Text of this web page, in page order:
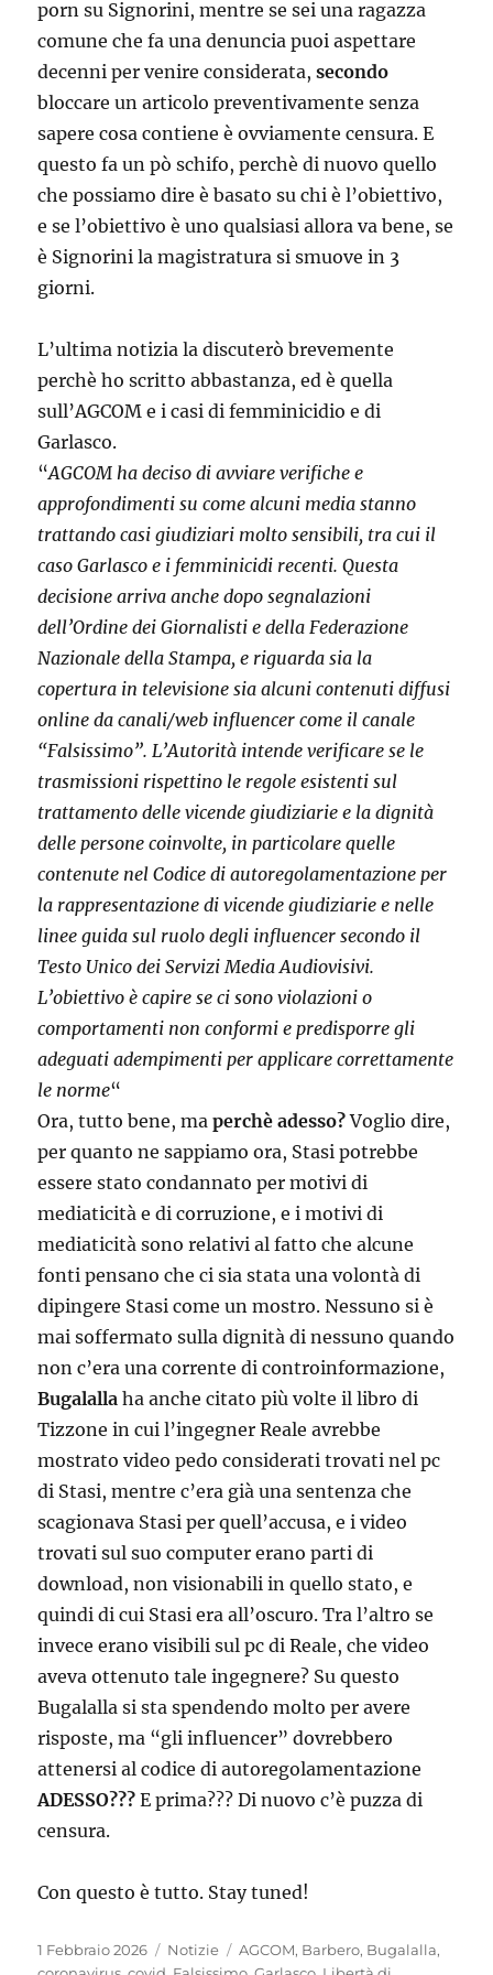
porn su Signorini, mentre se sei una ragazza
comune che fa una denuncia puoi aspettare
decenni per venire considerata,secondo
bloccare un articolo preventivamente senza
sapere cosa contiene è ovviamente censura. E
questo fa un pò schifo, perchè di nuovo quello
che possiamo dire è basato su chi è l’obiettivo,
e se l’obiettivo è uno qualsiasi allora va bene, se
è Signorini la magistratura si smuove in 3
giorni.
L’ultima notizia la discuterò brevemente
perchè ho scritto abbastanza, ed è quella
sull’AGCOM e i casi di femminicidio e di
Garlasco.
“AGCOM ha deciso di avviare verifiche e
approfondimenti su come alcuni media stanno
trattando casi giudiziari molto sensibili, tra cui il
caso Garlasco e i femminicidi recenti. Questa
decisione arriva anche dopo segnalazioni
dell’Ordine dei Giornalisti e della Federazione
Nazionale della Stampa, e riguarda sia la
copertura in televisione sia alcuni contenuti diffusi
online da canali/web influencer come il canale
“Falsissimo”. L’Autorità intende verificare se le
trasmissioni rispettino le regole esistenti sul
trattamento delle vicende giudiziarie e la dignità
delle persone coinvolte, in particolare quelle
contenute nel Codice di autoregolamentazione per
la rappresentazione di vicende giudiziarie e nelle
linee guida sul ruolo degli influencer secondo il
Testo Unico dei Servizi Media Audiovisivi.
L’obiettivo è capire se ci sono violazioni o
comportamenti non conformi e predisporre gli
adeguati adempimenti per applicare correttamente
le norme“
Ora, tutto bene, maperchè adesso?Voglio dire,
per quanto ne sappiamo ora, Stasi potrebbe
essere stato condannato per motivi di
mediaticità e di corruzione, e i motivi di
mediaticità sono relativi al fatto che alcune
fonti pensano che ci sia stata una volontà di
dipingere Stasi come un mostro. Nessuno si è
mai soffermato sulla dignità di nessuno quando
non c’era una corrente di controinformazione,
Bugalalla ha anche citato più volte il libro di
Tizzone in cui l’ingegner Reale avrebbe
mostrato video pedo considerati trovati nel pc
di Stasi, mentre c’era già una sentenza che
scagionava Stasi per quell’accusa, e i video
trovati sul suo computer erano parti di
download, non visionabili in quello stato, e
quindi di cui Stasi era all’oscuro. Tra l’altro se
invece erano visibili sul pc di Reale, che video
aveva ottenuto tale ingegnere? Su questo
Bugalalla si sta spendendo molto per avere
risposte, ma “gli influencer” dovrebbero
attenersi al codice di autoregolamentazione
ADESSO??? E prima??? Di nuovo c’è puzza di
censura.
Con questo è tutto. Stay tuned!
Posted
1 Febbraio 2026 Categories
Notizie Tags
AGCOM, Barbero, Bugalalla,